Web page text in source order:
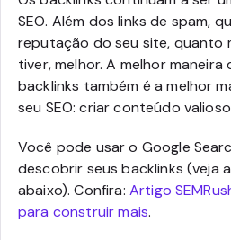
SEO. Além dos links de spam,
reputação do seu site, quanto
tiver, melhor. A melhor
backlinks também é a melhor
seu SEO: criar conteúdo
Você pode usar o Google
descobrir seus backlinks (veja
abaixo). Confira: Artigo
para construir mais.